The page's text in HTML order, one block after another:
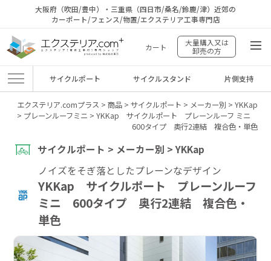
大阪府（吹田/豊中）・三重県（四日市/桑名/鈴鹿/津）近郊の
カーポート/フェンス/物置/エクステリア工事専門店
カート
大量購入又は
卸売の方
サイクルポート サイクルスタンド 片側支持
エクステリア.comプラス > 商品> サイクルポート > メーカー別 > YKKap
> プレーンルーフミニ > YKKap サイクルポート プレーンルーフ ミニ
600タイプ 奥行2連結 複合色・単色
サイクルポート > メーカー別 > YKKap
ノイズをそぎ落としたプレーンなデザイン
YKKap サイクルポート プレーンルーフ
ミニ 600タイプ 奥行2連結 複合色・
単色